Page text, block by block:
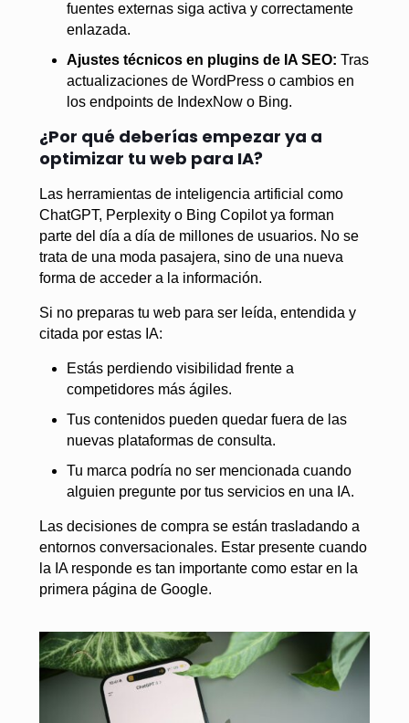
fuentes externas siga activa y correctamente
enlazada.
Ajustes técnicos en plugins de IA SEO: Tras
actualizaciones de WordPress o cambios en
los endpoints de IndexNow o Bing.
¿Por qué deberías empezar ya a
optimizar tu web para IA?
Las herramientas de inteligencia artificial como
ChatGPT, Perplexity o Bing Copilot ya forman
parte del día a día de millones de usuarios. No se
trata de una moda pasajera, sino de una nueva
forma de acceder a la información.
Si no preparas tu web para ser leída, entendida y
citada por estas IA:
Estás perdiendo visibilidad frente a
competidores más ágiles.
Tus contenidos pueden quedar fuera de las
nuevas plataformas de consulta.
Tu marca podría no ser mencionada cuando
alguien pregunte por tus servicios en una IA.
Las decisiones de compra se están trasladando a
entornos conversacionales. Estar presente cuando
la IA responde es tan importante como estar en la
primera página de Google.